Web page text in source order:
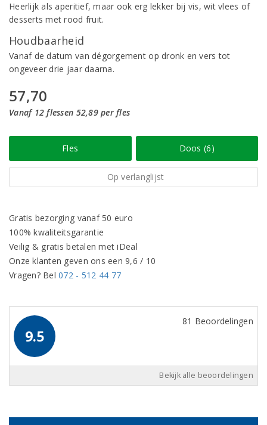
Heerlijk als aperitief, maar ook erg lekker bij vis, wit vlees of
desserts met rood fruit.
Houdbaarheid
Vanaf de datum van dégorgement op dronk en vers tot
ongeveer drie jaar daarna.
57,70
Vanaf 12 flessen 52,89 per fles
Fles Doos (6)
Op verlanglijst
Gratis bezorging vanaf 50 euro
100% kwaliteitsgarantie
Veilig & gratis betalen met iDeal
Onze klanten geven ons een 9,6 / 10
Vragen? Bel072 - 512 44 77
9.5
81 Beoordelingen
Bekijk alle beoordelingen